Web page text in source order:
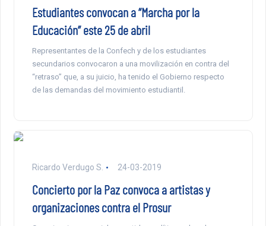
Estudiantes convocan a “Marcha por la
Educación” este 25 de abril
Representantes de la Confech y de los estudiantes
secundarios convocaron a una movilización en contra del
“retraso” que, a su juicio, ha tenido el Gobierno respecto
de las demandas del movimiento estudiantil.
Ricardo Verdugo S. 24-03-2019
Concierto por la Paz convoca a artistas y
organizaciones contra el Prosur